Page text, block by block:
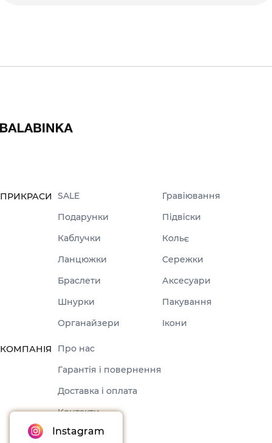
ПРИКРАСИ SALE
Гравіювання
Подарунки
Підвіски
Каблучки
Кольє
Ланцюжки
Сережки
Браслети
Аксесуари
Шнурки
Пакування
Органайзери
Ікони
КОМПАНІЯ
Про нас
Гарантія і повернення
Доставка і оплата
Контакти
Оферта
Instagram